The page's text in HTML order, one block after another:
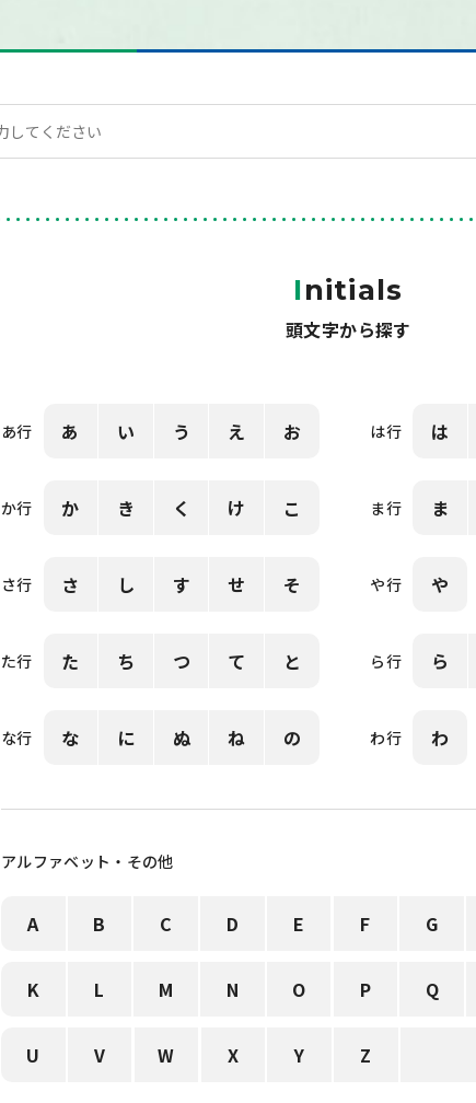
Initials
頭文字から探す
あ行 あ い う え お
か行 か き く け こ
さ行 さ し す せ そ
た行 た ち つ て と
な行 な に ぬ ね の
は行 は
ま行 ま
や行 や
ら行 ら
わ行 わ
アルファベット・その他
A B C D E F G
K L M N O P Q
U V W X Y Z